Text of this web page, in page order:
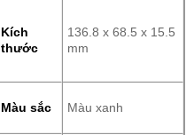
Kích
thước
136.8 x 68.5 x 15.5
mm
Màu sắc Màu xanh